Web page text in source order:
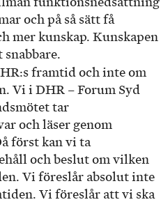
och på så sätt få
mer kunskap. Kunskapen
framtid och inte om
Vi i DHR – Forum Syd
tar
och läser genom
först kan vi ta
och beslut om vilken
Vi föreslår absolut inte
Vi föreslår att vi ska